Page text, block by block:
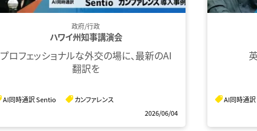
政府/行政
ハワイ州知事講演会
プロフェッショナルな外交の場に、最新のAI
翻訳を
AI同時通訳 Sentio
カンファレンス
2026/06/04
AI同時通